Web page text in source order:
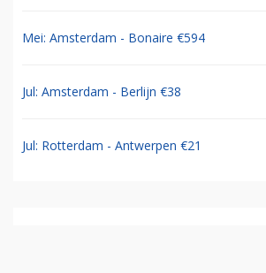
Mei: Amsterdam - Bonaire €594
Jul: Amsterdam - Berlijn €38
Jul: Rotterdam - Antwerpen €21